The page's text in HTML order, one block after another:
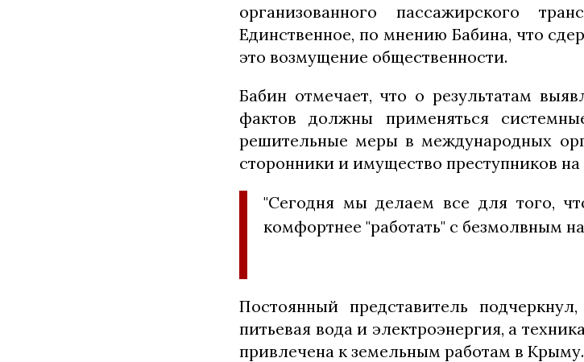
организованного пассажирского
Единственное, по мнению Бабина, что
это возмущение общественности.
Бабин отмечает, что о результатам
фактов должны применяться
решительные меры в международных
сторонники и имущество преступников
"Сегодня мы делаем все для того,
комфортнее "работать" с безмолвным
Постоянный представитель
питьевая вода и электроэнергия, а
привлечена к земельным работам в Крыму.